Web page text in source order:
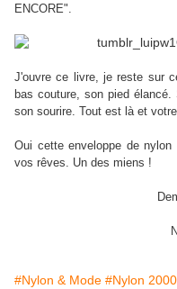
ENCORE".
J'ouvre ce livre, je reste sur
bas couture, son pied
son sourire. Tout est là et
Oui cette enveloppe de
vos rêves. Un des miens !
#Nylon & Mode #Nylon